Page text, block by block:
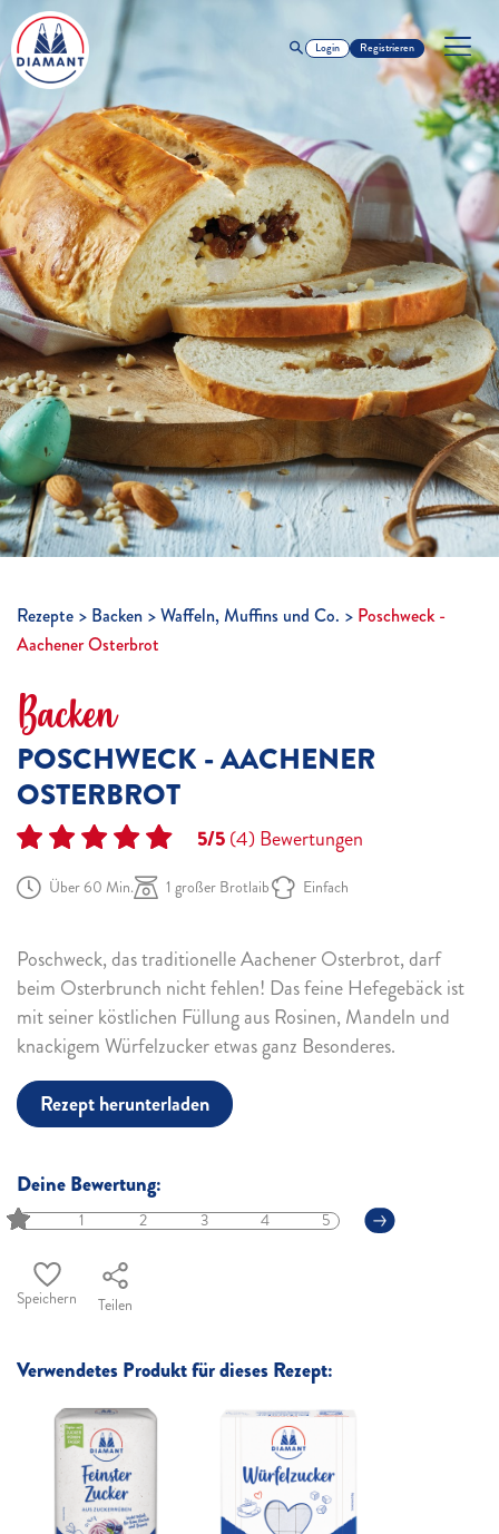
Login Registrieren
Rezepte Backen Waffeln, Muffins und Co.
Poschweck -
Aachener Osterbrot
Backen
POSCHWECK - AACHENER
OSTERBROT
5/5(4)Bewertungen
Über 60 Min. 1 großer Brotlaib Einfach
Poschweck, das traditionelle Aachener Osterbrot, darf
beim Osterbrunch nicht fehlen! Das feine Hefegebäck ist
mit seiner köstlichen Füllung aus Rosinen, Mandeln und
knackigem Würfelzucker etwas ganz Besonderes.
Rezept herunterladen
Deine Bewertung:
1 2 3 4 5
Speichern Teilen
Verwendetes Produkt für dieses Rezept: